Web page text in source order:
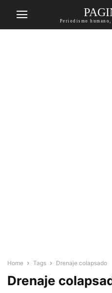
Periodismo
Home Tags Drenaje colapsado
Drenaje